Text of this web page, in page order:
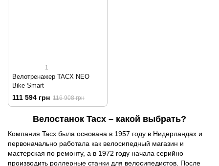
1
Велотренажер TACX NEO
Bike Smart
111 594 грн 116 908 грн
Велостанок Tacx – какой выбрать?
Компания Tacx была основана в 1957 году в Нидерландах и
первоначально работала как велосипедный магазин и
мастерская по ремонту, а в 1972 году начала серийно
производить роллерные станки для велосипедистов. После